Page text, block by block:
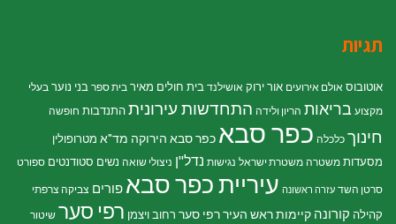
תגיות
אוטובוס אולם אירועים אור ירוק אושילנד בית חולים מאיר בית ספר בני נוער בעלי
מקצוע בריאות הריון ולידה התחדשות עירוניתהתנדבות חופשה
חינוך כלכלה כפר סבא כפר סבא הירוקה מד"א מטרופולין
מסעדות משטרה משטרת ישראל נגישות נדל"ן ניצולי שואה נשים סטודנטים ספורט
סרטן השד עזרה ראשונה עיריית כפר סבא פורים צביקה צרפתי
קהילה קורונה קיימותראש העיר רפי סער רחוב ויצמן רפי סער שיטור